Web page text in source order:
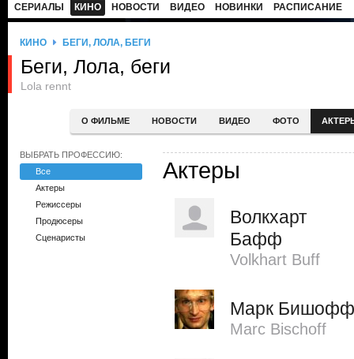
СЕРИАЛЫ КИНО НОВОСТИ ВИДЕО НОВИНКИ РАСПИСАНИЕ
КИНО БЕГИ, ЛОЛА, БЕГИ
Беги, Лола, беги
Lola rennt
О ФИЛЬМЕ НОВОСТИ ВИДЕО ФОТО
ВЫБРАТЬ ПРОФЕССИЮ:
Все
Актеры
Режиссеры
Продюсеры
Сценаристы
Актеры
Волкхарт
Бафф
Volkhart Buff
Марк Бишофф
Marc Bischoff